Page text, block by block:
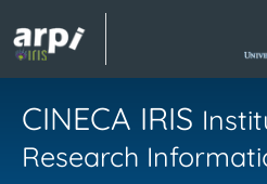
CINECA IRIS
Research